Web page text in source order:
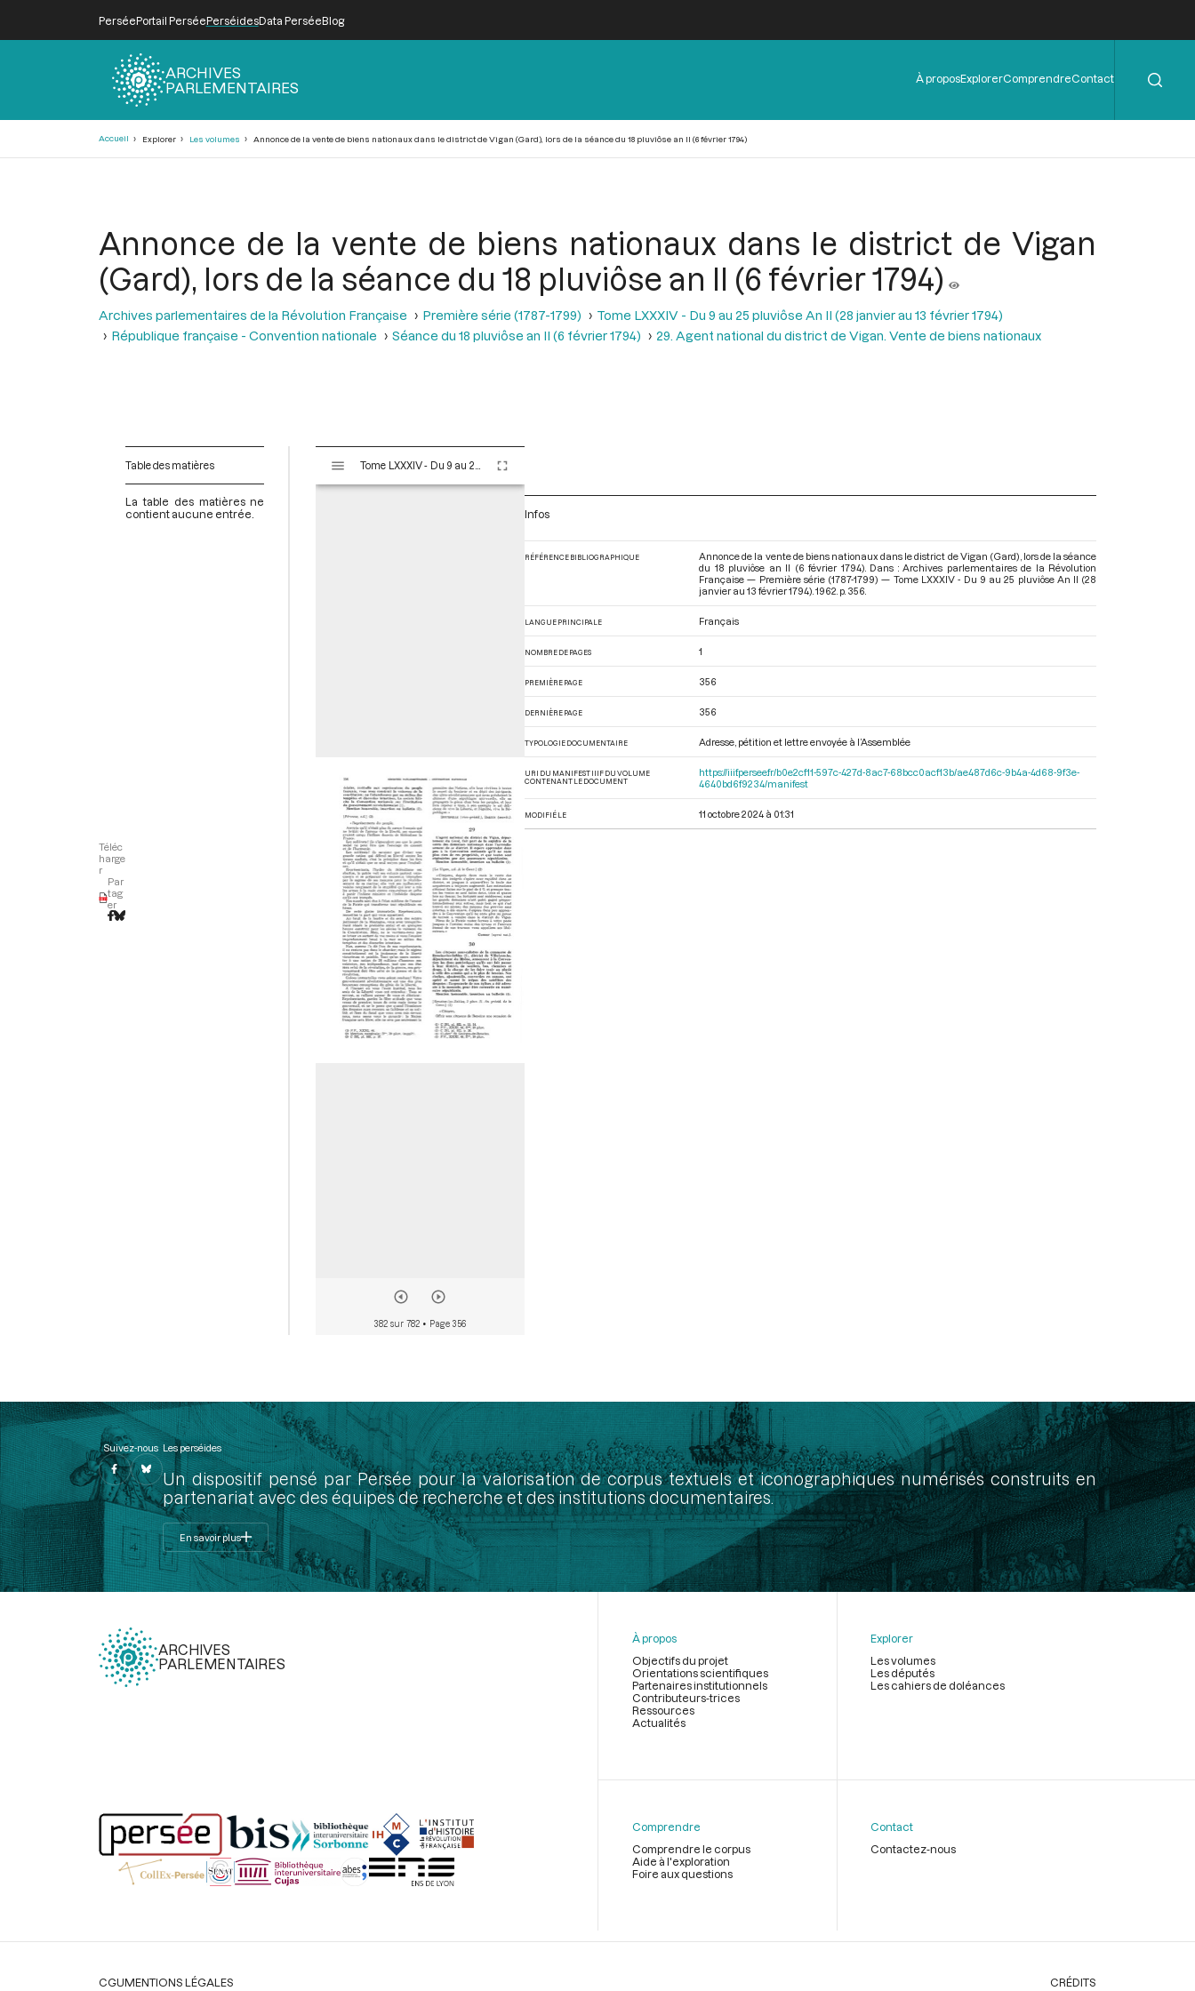
PerséePortail PerséePerséidesData PerséeBlog
ARCHIVES
PARLEMENTAIRES
Menu
de
À proposExplorerComprendreContact
Accueil Explorer Les volumes Annonce de la vente de biens nationaux dans le district de Vigan (Gard), lors de la séance du 18 pluviôse an II (6 février 1794)
Annonce de la vente de biens nationaux dans le district de Vigan
(Gard), lors de la séance du 18 pluviôse an II (6 février 1794)
Archives parlementaires de la Révolution Française Première série (1787-1799)
Tome LXXXIV - Du 9 au 25 pluviôse An II (28 janvier au 13 février 1794)
République française - Convention nationale
Séance du 18 pluviôse an II (6 février 1794) 29. Agent national du district de Vigan. Vente de biens nationaux
Téléc
harge
r
Par
tag
er
Table des matières
La table des matières ne
contient aucune entrée.
s
382 sur 782 • Page 356
Infos
RÉFÉRENCE BIBLIOGRAPHIQUE
Annonce de la vente de biens nationaux dans le district de Vigan (Gard), lors de la séance
du 18 pluviôse an II (6 février 1794). Dans : Archives parlementaires de la Révolution
Française — Première série (1787-1799) — Tome LXXXIV - Du 9 au 25 pluviôse An II (28
janvier au 13 février 1794) . 1962. p. 356.
LANGUE PRINCIPALE Français
NOMBRE DE PAGES 1
PREMIÈRE PAGE 356
DERNIÈRE PAGE 356
TYPOLOGIE DOCUMENTAIRE Adresse, pétition et lettre envoyée à l’Assemblée
URI DU MANIFEST IIIF DU VOLUME
CONTENANT LE DOCUMENT
https://iiif.persee.fr/b0e2cf11-597c-427d-8ac7-68bcc0acf13b/ae487d6c-9b4a-4d68-9f3e-
4640bd6f9234/manifest
MODIFIÉ LE 11 octobre 2024 à 01:31
Suivez-nous Les perséides
Un dispositif pensé par Persée pour la valorisation de corpus textuels et iconographiques numérisés construits en
partenariat avec des équipes de recherche et des institutions documentaires.
En savoir plus
ARCHIVES
PARLEMENTAIRES
page
À propos
Objectifs du projet
Orientations scientifiques
Partenaires institutionnels
Contributeurs-trices
Ressources
Actualités
Explorer
Les volumes
Les députés
Les cahiers de doléances
Comprendre
Comprendre le corpus
Aide à l'exploration
Foire aux questions
Contact
Contactez-nous
Légal
CGUMENTIONS LÉGALES CRÉDITS